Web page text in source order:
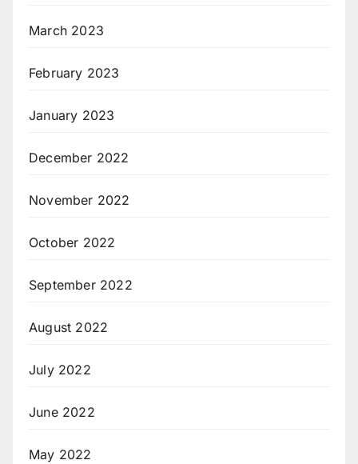
March 2023
February 2023
January 2023
December 2022
November 2022
October 2022
September 2022
August 2022
July 2022
June 2022
May 2022